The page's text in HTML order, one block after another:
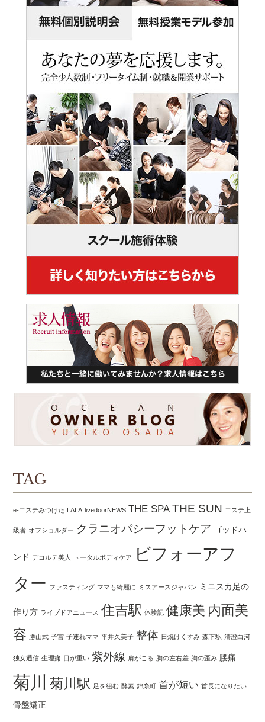
TAG
e-エステみつけた LALA livedoorNEWS THE SPA THE SUN エステ上
級者 オフショルダー クラニオパシーフットケア ゴッドハ
ンド デコルテ美人 トータルボディケア
ビフォーアフ
ター ファスティング ママも綺麗に ミスアースジャパン ミニスカ足の
作り方 ライブドアニュース 住吉駅 体験記 健康美 内面美
容 勝山式 子宮 子連れママ 平井久美子 整体 日焼けくすみ 森下駅 清澄白河
独女通信 生理痛 目が重い 紫外線 肩がこる 胸の左右差 胸の歪み 腰痛
菊川 菊川駅 足を組む 酵素 錦糸町 首が短い 首長になりたい
骨盤矯正